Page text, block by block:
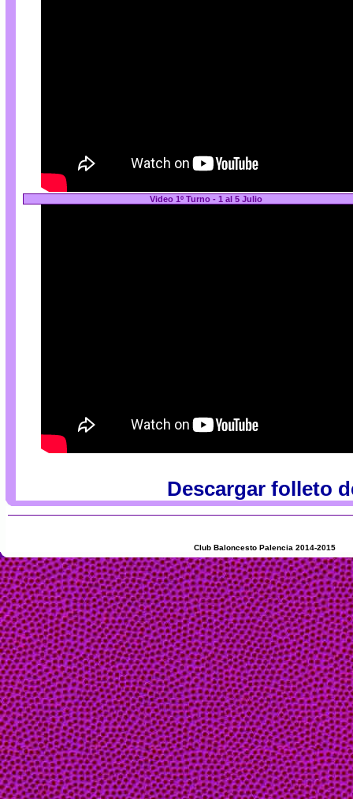
Video 1º Turno - 1 al 5 Julio
Descargar folleto
Club Baloncesto Palencia 2014-2015